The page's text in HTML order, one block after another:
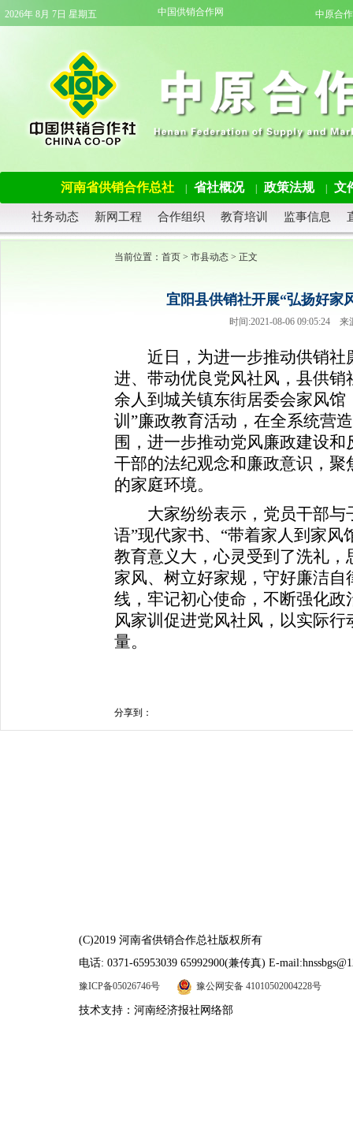
2026年 8月 7日 星期五 中国供销合作网 中原合
河南省供销合作总社 省社概况 政策法规 文
社务动态 新网工程 合作组织 教育培训 监事信息
当前位置： 首页 > 市县动态 > 正文
宜阳县供销社开展“弘扬好家
时间:2021-08-06 09:05:24
近日，为进一步推动供销社
进、带动优良党风社风，县供
余人到城关镇东街居委会家风
训”廉政教育活动，在全系统营
围，进一步推动党风廉政建设
干部的法纪观念和廉政意识，
的家庭环境。
大家纷纷表示， 党员干部与
语”现代家书、“带着家人到家
教育意义大，心灵受到了洗礼
家风、树立好家规，守好廉洁
线，牢记初心使命，不断强化
风家训促进党风社风，以实际
量。
分享到：
(C)2019 河南省供销合作总社版权所有
电话: 0371-65953039 65992900(兼传真) E-
豫ICP备05026746号 豫公网安备 41010502004228号
技术支持：河南经济报社网络部